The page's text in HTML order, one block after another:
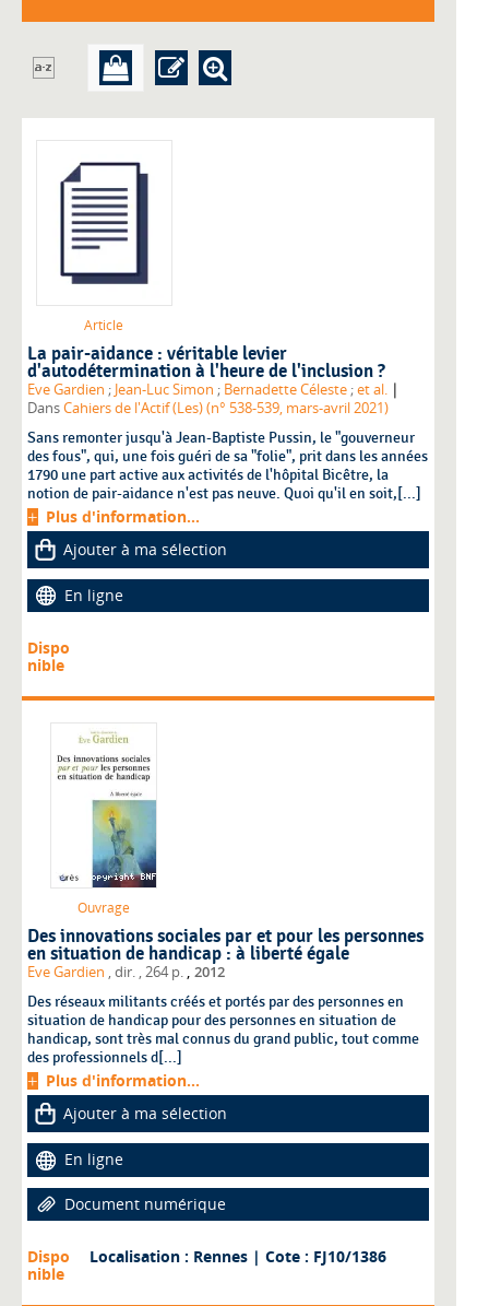
Article
La pair-aidance : véritable levier
d'autodétermination à l'heure de l'inclusion ?
Eve Gardien ; Jean-Luc Simon ; Bernadette Céleste ;et al. |
DansCahiers de l'Actif (Les) (n° 538-539, mars-avril 2021)
Sans remonter jusqu'à Jean-Baptiste Pussin, le "gouverneur
des fous", qui, une fois guéri de sa "folie", prit dans les années
1790 une part active aux activités de l'hôpital Bicêtre, la
notion de pair-aidance n'est pas neuve. Quoi qu'il en soit,[...]
Plus d'information...
Ajouter à ma sélection
En ligne
Dispo
nible
Ouvrage
Des innovations sociales par et pour les personnes
en situation de handicap : à liberté égale
Eve Gardien , dir., 264 p. , 2012
Des réseaux militants créés et portés par des personnes en
situation de handicap pour des personnes en situation de
handicap, sont très mal connus du grand public, tout comme
des professionnels d[...]
Plus d'information...
Ajouter à ma sélection
En ligne
Document numérique
Dispo
nible
Localisation : Rennes | Cote : FJ10/1386